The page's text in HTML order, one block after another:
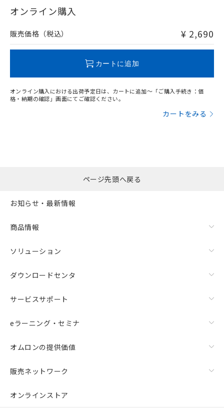
在庫等で未対応品が混在する可能性があります。
問い合わせください。
オンライン購入
販売価格（税込） ¥ 2,690
カートに追加
オンライン購入における出荷予定日は、カートに追加～「ご購入手続き：価
格・納期の確認」画面にてご確認ください。
カートをみる
ページ先頭へ戻る
お知らせ・最新情報
商品情報
ソリューション
ダウンロードセンタ
サービスサポート
eラーニング・セミナ
オムロンの提供価値
販売ネットワーク
オンラインストア